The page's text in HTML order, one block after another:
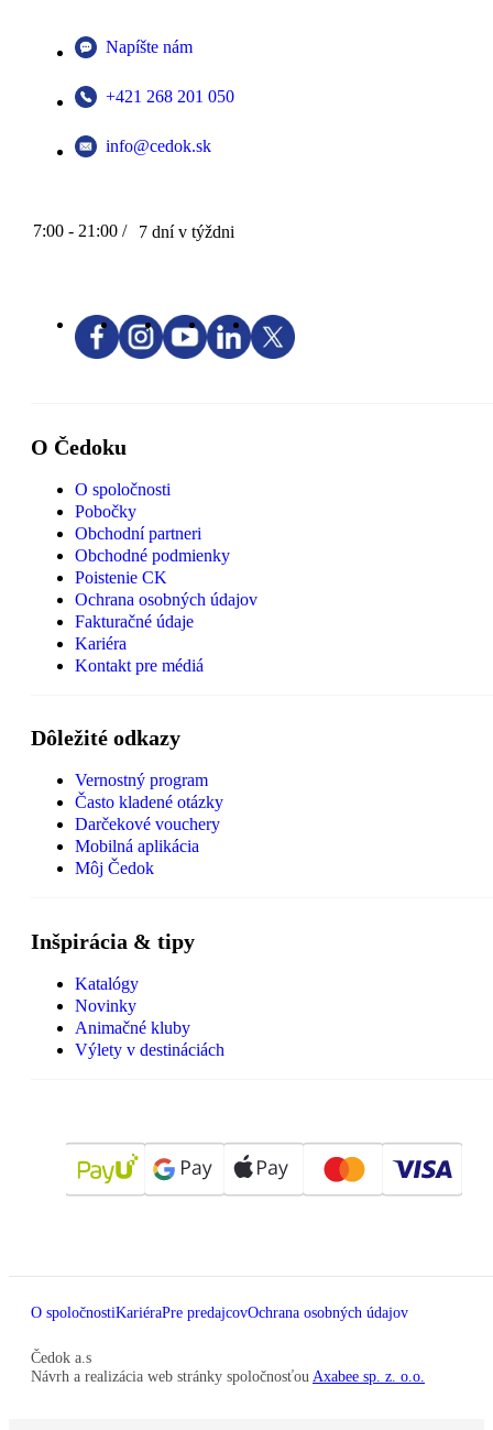
Napíšte nám
+421 268 201 050
info@cedok.sk
7:00 - 21:00 / 7 dní v týždni
O Čedoku
O spoločnosti
Pobočky
Obchodní partneri
Obchodné podmienky
Poistenie CK
Ochrana osobných údajov
Fakturačné údaje
Kariéra
Kontakt pre médiá
Dôležité odkazy
Vernostný program
Často kladené otázky
Darčekové vouchery
Mobilná aplikácia
Môj Čedok
Inšpirácia & tipy
Katalógy
Novinky
Animačné kluby
Výlety v destináciách
O spoločnostiKariéraPre predajcovOchrana osobných údajov
Čedok a.s
Návrh a realizácia web stránky spoločnosťou Axabee sp. z. o.o.